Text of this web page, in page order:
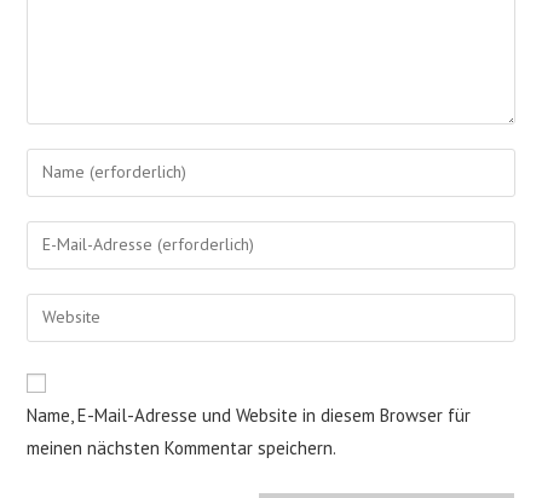
Gib
deinen
Namen
oder
zum
Kommentieren
ein
Gib
deine
E-
Mail-
Kommentieren
ein
Gib
deine
URL
ein
(optional)
Name, E-Mail-Adresse und Website in diesem Browser für
meinen nächsten Kommentar speichern.